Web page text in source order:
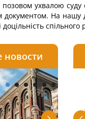
ухвалою
На нашу
доцільність
новости